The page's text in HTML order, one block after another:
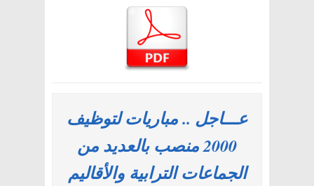
عـــاجل .. مباريات لتوظيف
2000 منصب بالعديد من
الجماعات الترابية والأقاليم